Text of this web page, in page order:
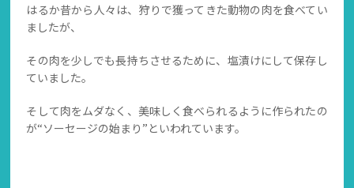
はるか昔から人々は、狩りで獲ってきた動物の肉を食べてい
ましたが、
その肉を少しでも長持ちさせるために、塩漬けにして保存し
ていました。
そして肉をムダなく、美味しく食べられるように作られたの
が“ソーセージの始まり”といわれています。